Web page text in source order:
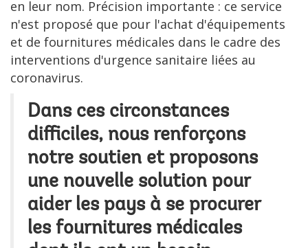
en leur nom. Précision importante : ce service
n'est proposé que pour l'achat d'équipements
et de fournitures médicales dans le cadre des
interventions d'urgence sanitaire liées au
coronavirus.
Dans ces circonstances
difficiles, nous renforçons
notre soutien et proposons
une nouvelle solution pour
aider les pays à se procurer
les fournitures médicales